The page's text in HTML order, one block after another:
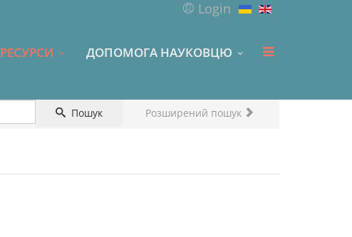
Login
РЕСУРСИ ДОПОМОГА НАУКОВЦЮ
Пошук Розширений пошук